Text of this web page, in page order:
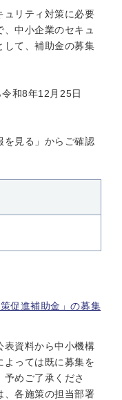
ュリティ対策に必要
中小企業のセキュ
して、補助金の募集
和8年12月25日
を見る」からご確認
促進補助金」の募集
表資料から中小機構
よっては既に募集を
めご了承くださ
、各施策の担当部署